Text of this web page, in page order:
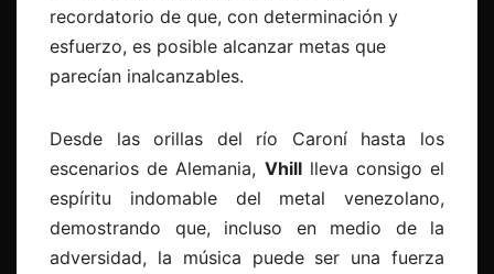
recordatorio de que, con determinación y
esfuerzo, es posible alcanzar metas que
parecían inalcanzables.
Desde las orillas del río Caroní hasta los
escenarios de Alemania, Vhilllleva consigo el
espíritu indomable del metal venezolano,
demostrando que, incluso en medio de la
adversidad, la música puede ser una fuerza